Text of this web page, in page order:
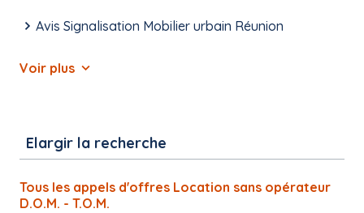
Avis Signalisation Mobilier urbain Réunion
Voir plus
Elargir la recherche
Tous les appels d'offres Location sans opérateur
D.O.M. - T.O.M.